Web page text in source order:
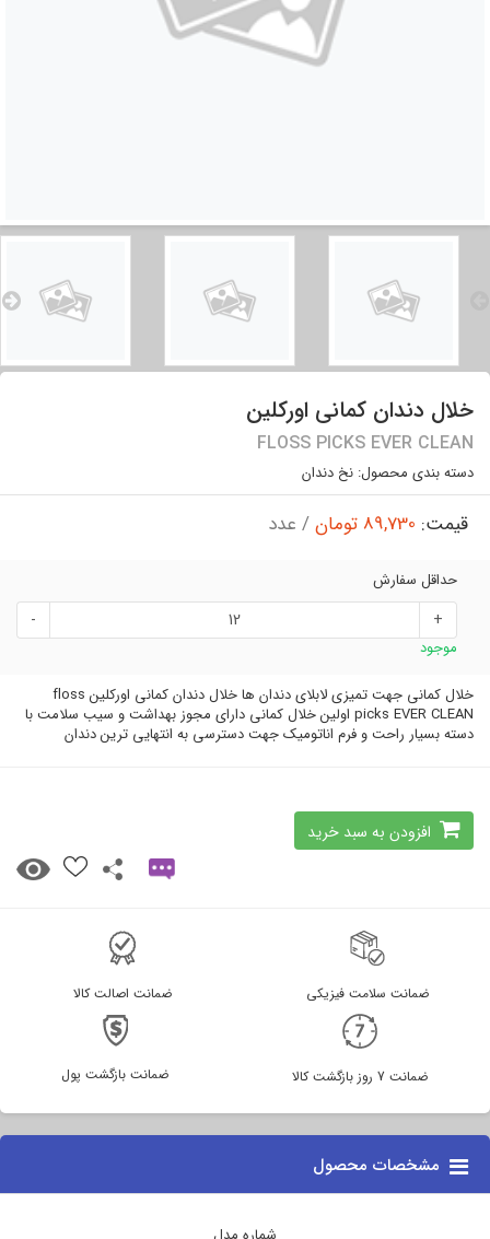
خلال دندان کمانی اورکلین
FLOSS PICKS EVER CLEAN
دسته بندی محصول: نخ دندان
قیمت: 89,730 تومان / عدد
حداقل سفارش
+
موجود
خلال کمانی جهت تمیزی لابلای دندان ها خلال دندان کمانی اورکلین floss
picks EVER CLEAN اولین خلال کمانی دارای مجوز بهداشت و سیب سلامت با
دسته بسیار راحت و فرم اناتومیک جهت دسترسی به انتهایی ترین دندان
افزودن به سبد خرید
ضمانت سلامت فیزیکی ضمانت اصالت کالا
ضمانت 7 روز بازگشت کالا ضمانت بازگشت پول
مشخصات محصول